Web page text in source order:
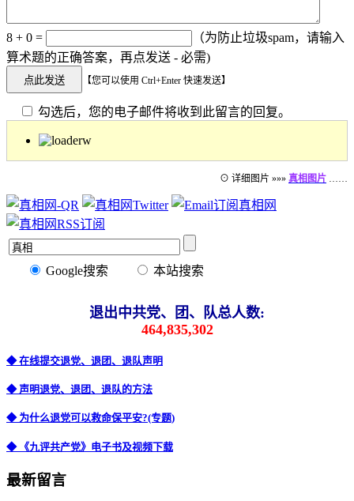
8 + 0 =
（为防止垃圾spam，请输入
算术题的正确答案，再点发送 - 必需)
【您可以使用 Ctrl+Enter 快速发送】
勾选后，您的电子邮件将收到此留言的回复。
⊙ 详细图片 »»» 真相图片
Google搜索 本站搜索
退出中共党、团、队总人数:
464,835,302
◆ 在线提交退党、退团、退队声明
◆ 声明退党、退团、退队的方法
◆ 为什么退党可以救命保平安?(专题)
◆ 《九评共产党》电子书及视频下载
最新留言